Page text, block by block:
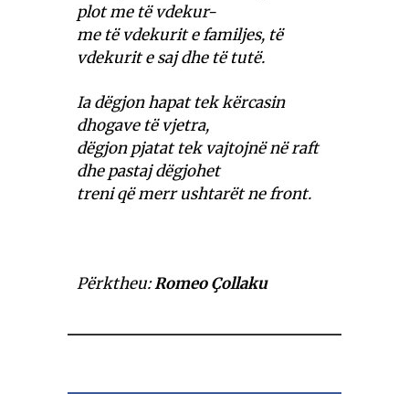
plot me të vdekur-
me të vdekurit e familjes, të
vdekurit e saj dhe të tutë.
Ia dëgjon hapat tek kërcasin
dhogave të vjetra,
dëgjon pjatat tek vajtojnë në raft
dhe pastaj dëgjohet
treni që merr ushtarët ne front.
Përktheu:Romeo Çollaku